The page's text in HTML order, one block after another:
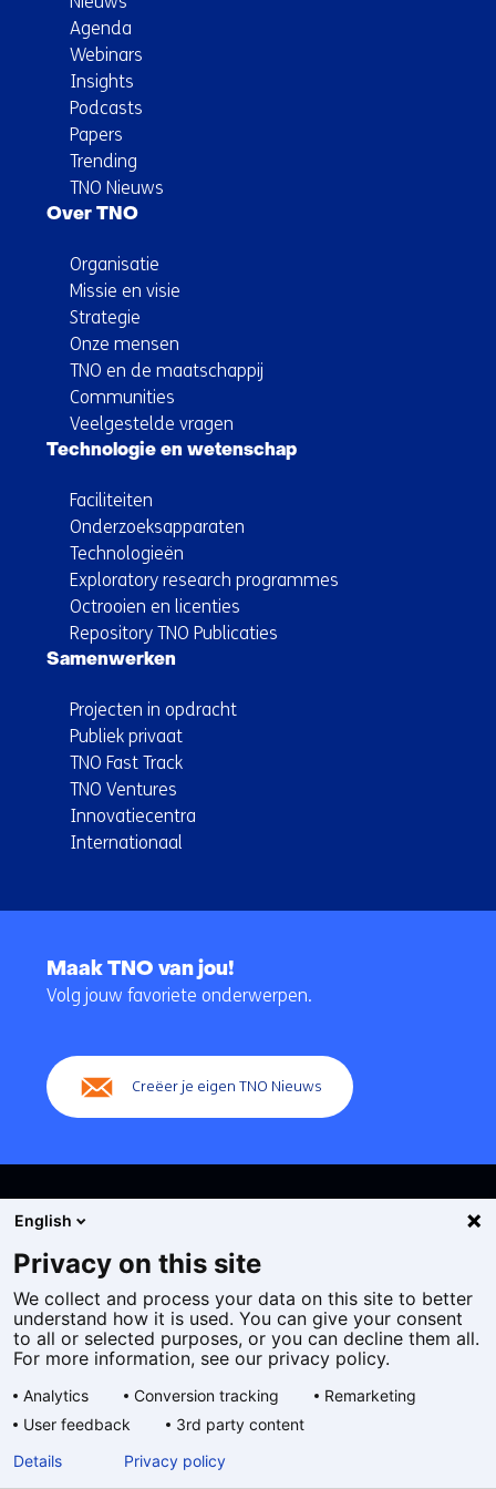
Agenda
Webinars
Insights
Podcasts
Papers
Trending
TNO Nieuws
Over TNO
Organisatie
Missie en visie
Strategie
Onze mensen
TNO en de maatschappij
Communities
Veelgestelde vragen
Technologie en wetenschap
Faciliteiten
Onderzoeksapparaten
Technologieën
Exploratory research programmes
Octrooien en licenties
Repository TNO Publicaties
Samenwerken
Projecten in opdracht
Publiek privaat
TNO Fast Track
TNO Ventures
Innovatiecentra
Internationaal
navigatie
Maak TNO van jou!
Volg jouw favoriete onderwerpen.
Creëer je eigen TNO Nieuws
Cookies
Privacy statement
Toegankelijkheid
Algemene voorwaarden
taal:
English
Privacy on this site
We collect and process your data on this site to better
understand how it is used. You can give your consent
to all or selected purposes, or you can decline them all.
For more information, see our privacy policy.
Analytics Conversion tracking
Remarketing
User feedback
3rd party content
Details
Privacy policy